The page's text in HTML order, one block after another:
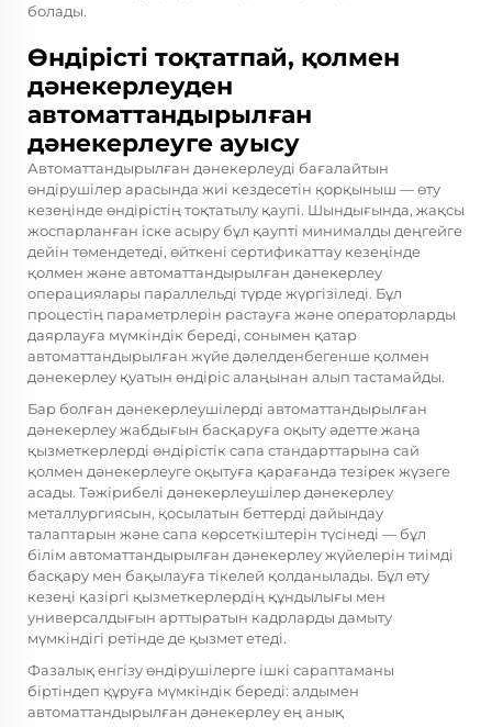
болады.
Өндірісті тоқтатпай, қолмен
дәнекерлеуден
автоматтандырылған
дәнекерлеуге ауысу
Автоматтандырылған дәнекерлеуді бағалайтын
өндірушілер арасында жиі кездесетін қорқыныш — өту
кезеңінде өндірістің тоқтатылу қаупі. Шындығында, жақсы
жоспарланған іске асыру бұл қаупті минималды деңгейге
дейін төмендетеді, өйткені сертификаттау кезеңінде
қолмен және автоматтандырылған дәнекерлеу
операциялары параллельді түрде жүргізіледі. Бұл
процестің параметрлерін растауға және операторларды
даярлауға мүмкіндік береді, сонымен қатар
автоматтандырылған жүйе дәлелденбегенше қолмен
дәнекерлеу қуатын өндіріс алаңынан алып тастамайды.
Бар болған дәнекерлеушілерді автоматтандырылған
дәнекерлеу жабдығын басқаруға оқыту әдетте жаңа
қызметкерлерді өндірістік сапа стандарттарына сай
қолмен дәнекерлеуге оқытуға қарағанда тезірек жүзеге
асады. Тәжірибелі дәнекерлеушілер дәнекерлеу
металлургиясын, қосылатын беттерді дайындау
талаптарын және сапа көрсеткіштерін түсінеді — бұл
білім автоматтандырылған дәнекерлеу жүйелерін тиімді
басқару мен бақылауға тікелей қолданылады. Бұл өту
кезеңі қазіргі қызметкерлердің құндылығы мен
универсалдығын арттыратын кадрларды дамыту
мүмкіндігі ретінде де қызмет етеді.
Фазалық енгізу өндірушілерге ішкі сараптаманы
біртіндеп құруға мүмкіндік береді: алдымен
автоматтандырылған дәнекерлеу ең анық